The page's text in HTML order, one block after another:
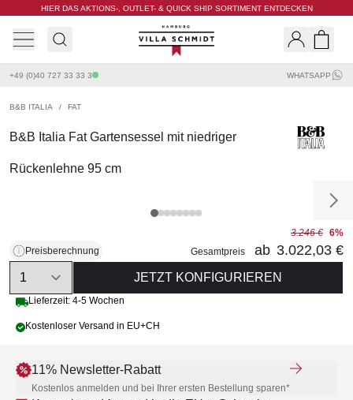
HIER DAS AKTIONS-, OUTLET- & QUICK SHIP SORTIMENT ENTDECKEN
Villa Schmidt
+49 (0)40 727 33 33 3 WHATSAPP
B&B ITALIA / FAT
B&B Italia Fat Gartensessel mit niedriger
Rückenlehne 95 cm
Preisberechnung
3.246 € 6%
Gesamtpreis
ab 3.022,03 €
Quantity
JETZT KONFIGURIEREN
Lieferzeit: 4-5 Wochen
Kostenloser Versand in EU+CH
11% Newsletter-Rabatt
Kostenlos anmelden und bei Ihrer ersten Bestellung sparen*